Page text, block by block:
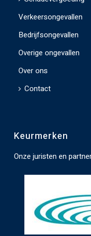
e
e
t
e
l
n
Verkeersongevallen
Bedrijfsongevallen
Overige ongevallen
Over ons
Contact
Keurmerken
Onze juristen en